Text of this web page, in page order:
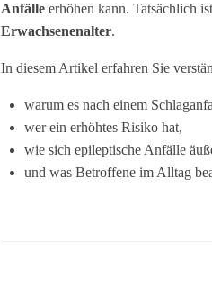
Anfälle erhöhen kann. Tatsächlich
Erwachsenenalter.
In diesem Artikel erfahren Sie
warum es nach einem
wer ein erhöhtes Risiko hat,
wie sich epileptische Anfälle
und was Betroffene im Alltag